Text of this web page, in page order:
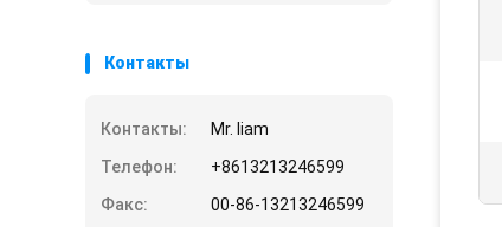
Контакты
Контакты:
Mr. liam
Телефон:
+8613213246599
Факс:
00-86-13213246599